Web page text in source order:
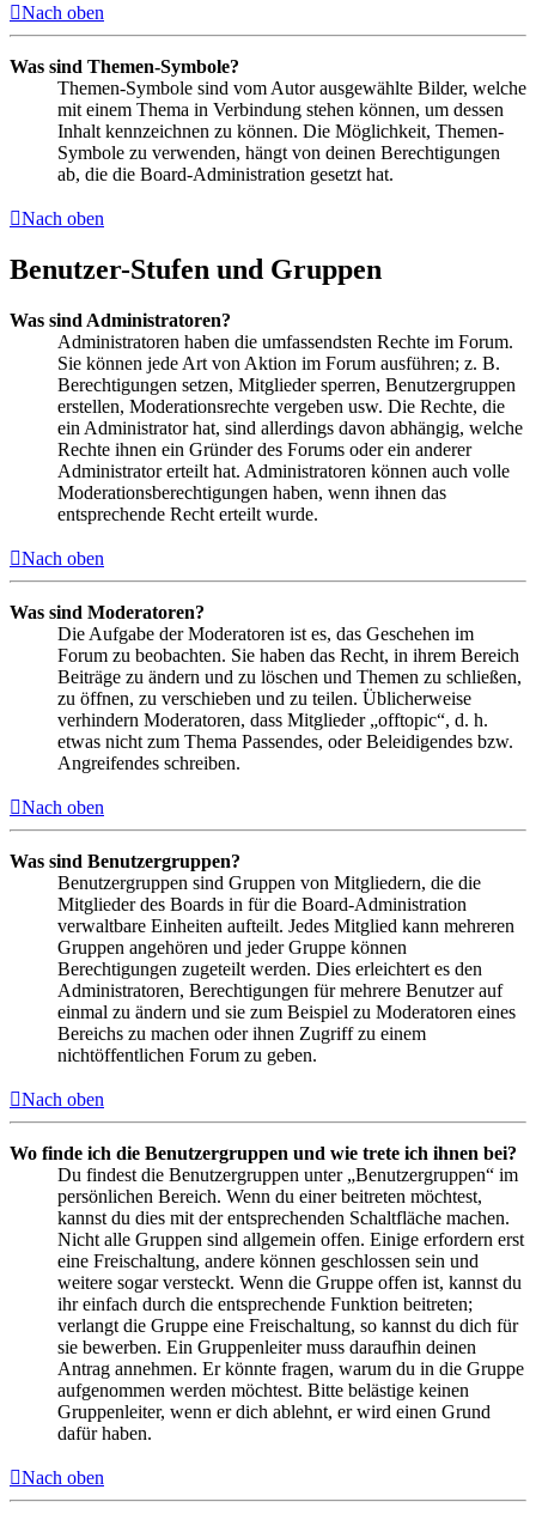
Nach oben
Was sind Themen-Symbole?
Themen-Symbole sind vom Autor ausgewählte Bilder, welche
mit einem Thema in Verbindung stehen können, um dessen
Inhalt kennzeichnen zu können. Die Möglichkeit, Themen-
Symbole zu verwenden, hängt von deinen Berechtigungen
ab, die die Board-Administration gesetzt hat.
Nach oben
Benutzer-Stufen und Gruppen
Was sind Administratoren?
Administratoren haben die umfassendsten Rechte im Forum.
Sie können jede Art von Aktion im Forum ausführen; z. B.
Berechtigungen setzen, Mitglieder sperren, Benutzergruppen
erstellen, Moderationsrechte vergeben usw. Die Rechte, die
ein Administrator hat, sind allerdings davon abhängig, welche
Rechte ihnen ein Gründer des Forums oder ein anderer
Administrator erteilt hat. Administratoren können auch volle
Moderationsberechtigungen haben, wenn ihnen das
entsprechende Recht erteilt wurde.
Nach oben
Was sind Moderatoren?
Die Aufgabe der Moderatoren ist es, das Geschehen im
Forum zu beobachten. Sie haben das Recht, in ihrem Bereich
Beiträge zu ändern und zu löschen und Themen zu schließen,
zu öffnen, zu verschieben und zu teilen. Üblicherweise
verhindern Moderatoren, dass Mitglieder „offtopic“, d. h.
etwas nicht zum Thema Passendes, oder Beleidigendes bzw.
Angreifendes schreiben.
Nach oben
Was sind Benutzergruppen?
Benutzergruppen sind Gruppen von Mitgliedern, die die
Mitglieder des Boards in für die Board-Administration
verwaltbare Einheiten aufteilt. Jedes Mitglied kann mehreren
Gruppen angehören und jeder Gruppe können
Berechtigungen zugeteilt werden. Dies erleichtert es den
Administratoren, Berechtigungen für mehrere Benutzer auf
einmal zu ändern und sie zum Beispiel zu Moderatoren eines
Bereichs zu machen oder ihnen Zugriff zu einem
nichtöffentlichen Forum zu geben.
Nach oben
Wo finde ich die Benutzergruppen und wie trete ich ihnen bei?
Du findest die Benutzergruppen unter „Benutzergruppen“ im
persönlichen Bereich. Wenn du einer beitreten möchtest,
kannst du dies mit der entsprechenden Schaltfläche machen.
Nicht alle Gruppen sind allgemein offen. Einige erfordern erst
eine Freischaltung, andere können geschlossen sein und
weitere sogar versteckt. Wenn die Gruppe offen ist, kannst du
ihr einfach durch die entsprechende Funktion beitreten;
verlangt die Gruppe eine Freischaltung, so kannst du dich für
sie bewerben. Ein Gruppenleiter muss daraufhin deinen
Antrag annehmen. Er könnte fragen, warum du in die Gruppe
aufgenommen werden möchtest. Bitte belästige keinen
Gruppenleiter, wenn er dich ablehnt, er wird einen Grund
dafür haben.
Nach oben